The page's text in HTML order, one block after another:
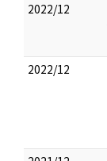
2022/12
2022/12